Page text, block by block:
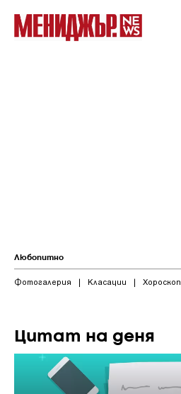
Любопитно
Фотогалерия | Класации | Хороскоп
Цитат на деня